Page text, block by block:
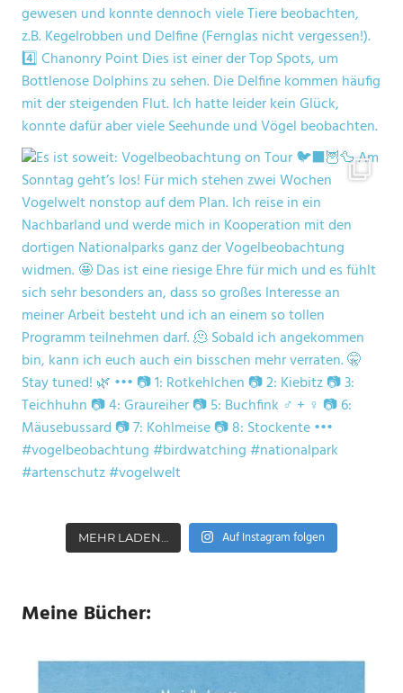
MEHR LADEN… Auf Instagram folgen
Meine Bücher: